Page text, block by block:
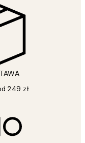
249 zł